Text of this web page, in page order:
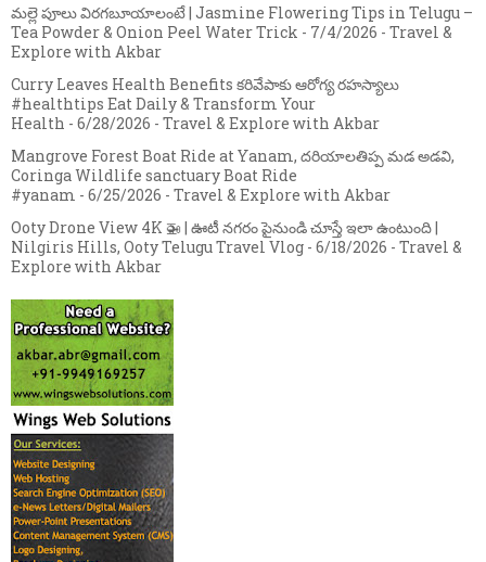
మల్లె పూలు విరగబూయాలంటే | Jasmine Flowering Tips in Telugu –
Tea Powder & Onion Peel Water Trick - 7/4/2026 - Travel &
Explore with Akbar
Curry Leaves Health Benefits కరివేపాకు ఆరోగ్య రహస్యాలు
#healthtips Eat Daily & Transform Your
Health - 6/28/2026 - Travel & Explore with Akbar
Mangrove Forest Boat Ride at Yanam, దరియాలతిప్ప మడ అడవి,
Coringa Wildlife sanctuary Boat Ride
#yanam - 6/25/2026 - Travel & Explore with Akbar
Ooty Drone View 4K 🚁 | ఊటీ నగరం పైనుండి చూస్తే ఇలా ఉంటుంది |
Nilgiris Hills, Ooty Telugu Travel Vlog - 6/18/2026 - Travel &
Explore with Akbar